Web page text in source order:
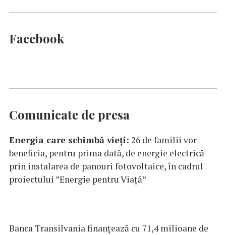
Facebook
Comunicate de presa
Energia care schimbă vieți: 26 de familii vor
beneficia, pentru prima dată, de energie electrică
prin instalarea de panouri fotovoltaice, în cadrul
proiectului ”Energie pentru Viață”
Banca Transilvania finanțează cu 71,4 milioane de